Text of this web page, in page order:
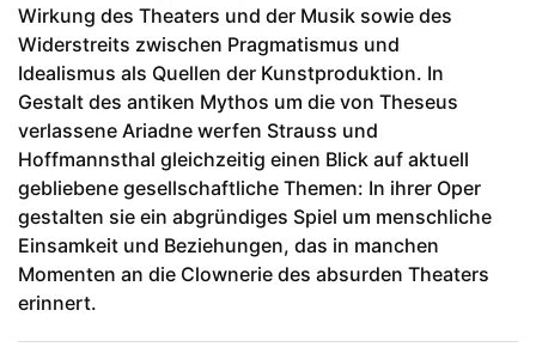
Wirkung des Theaters und der Musik sowie des
Widerstreits zwischen Pragmatismus und
Idealismus als Quellen der Kunstproduktion. In
Gestalt des antiken Mythos um die von Theseus
verlassene Ariadne werfen Strauss und
Hoffmannsthal gleichzeitig einen Blick auf aktuell
gebliebene gesellschaftliche Themen: In ihrer Oper
gestalten sie ein abgründiges Spiel um menschliche
Einsamkeit und Beziehungen, das in manchen
Momenten an die Clownerie des absurden Theaters
erinnert.